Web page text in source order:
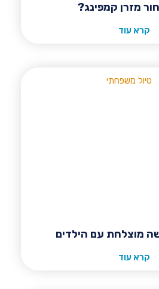
מזרן קמפינג?
קרא עוד
מוצלחת עם הילדים
קרא עוד